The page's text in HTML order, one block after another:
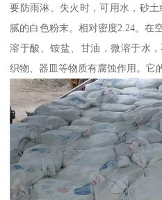
要防雨淋。失火时，可用水，砂
腻的白色粉末。相对密度2.24。在
溶于酸、铵盐、甘油，微溶于水
织物、器皿等物质有腐蚀作用。它